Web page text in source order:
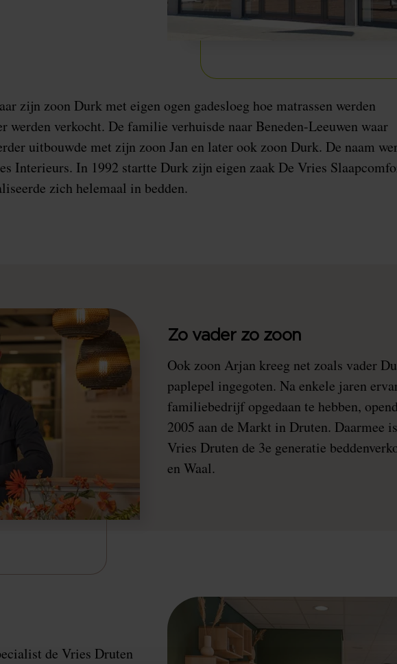
zijn zoon Durk met eigen ogen gadesloeg hoe matrassen werden
werden verkocht. De familie verhuisde naar Beneden-Leeuwen waar
uitbouwde met zijn zoon Jan en later ook zoon Durk. De naam
Interieurs. In 1992 startte Durk zijn eigen zaak De Vries
zich helemaal in bedden.
Zo vader zo zoon
Ook zoon Arjan kreeg net zoals vader
paplepel ingegoten. Na enkele jaren
familiebedrijf opgedaan te hebben,
2005 aan de Markt in Druten. Daarmee
Vries Druten de 3e generatie
en Waal.
de Vries Druten